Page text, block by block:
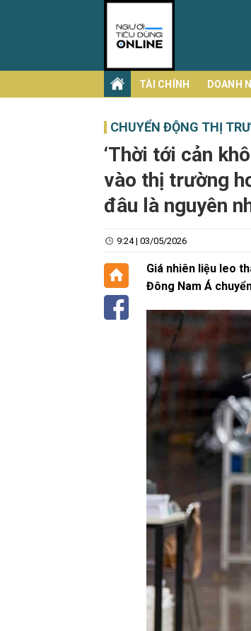
TÀI CHÍNH DOANH
CHUYỂN ĐỘNG THỊ
‘Thời tới cản
vào thị trường
đâu là nguyên
9:24 | 03/05/2026
Giá nhiên liệu leo
Đông Nam Á